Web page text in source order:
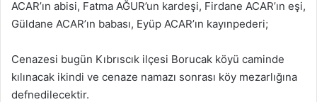
ACAR’ın abisi, Fatma AĞUR’un kardeşi, Firdane ACAR’ın eşi,
Güldane ACAR’ın babası, Eyüp ACAR’ın kayınpederi;
Cenazesi bugün Kıbrıscık ilçesi Borucak köyü caminde
kılınacak ikindi ve cenaze namazı sonrası köy mezarlığına
defnedilecektir.